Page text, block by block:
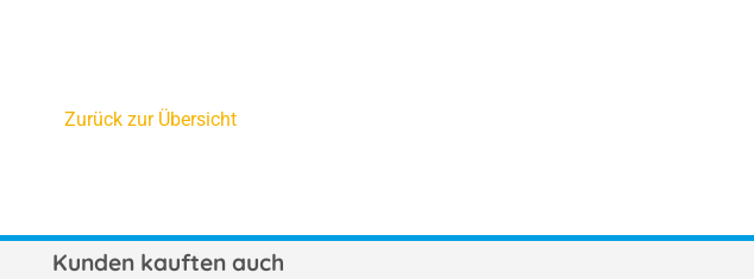
Zurück zur Übersicht
Kunden kauften auch